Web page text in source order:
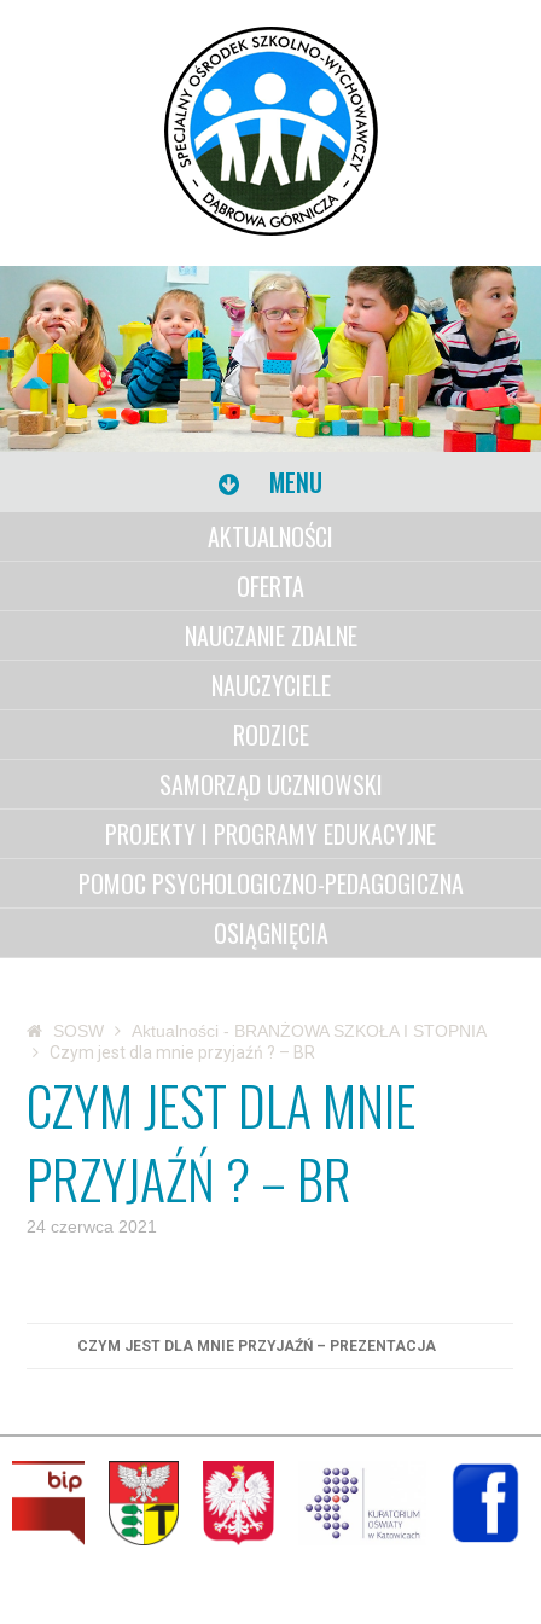
MENU
AKTUALNOŚCI
OFERTA
NAUCZANIE ZDALNE
NAUCZYCIELE
RODZICE
SAMORZĄD UCZNIOWSKI
PROJEKTY I PROGRAMY EDUKACYJNE
POMOC PSYCHOLOGICZNO-PEDAGOGICZNA
OSIĄGNIĘCIA
SOSW
Aktualności - BRANŻOWA SZKOŁA I STOPNIA
Czym jest dla mnie przyjaźń ? – BR
CZYM JEST DLA MNIE
PRZYJAŹŃ ? – BR
24 czerwca 2021
CZYM JEST DLA MNIE PRZYJAŹŃ – PREZENTACJA